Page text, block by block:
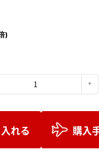
)
れる 購入